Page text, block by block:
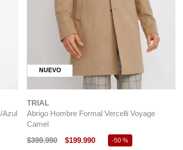
Azul
NUEVO
TRIAL
Abrigo Hombre Formal Vercelli Voyage
Camel
$399.990 $199.990 -50 %